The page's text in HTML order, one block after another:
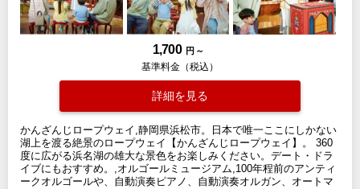
1,700 円 ～
基準料金（税込）
詳細を見る
かんざんじロープウェイ,静岡県浜松市。日本で唯一ここにしかない
湖上を渡る絶景のロープウェイ【かんざんじロープウェイ】。 360
度に広がる浜名湖の雄大な景色をお楽しみください。デート・ドラ
イブにもおすすめ。,オルゴールミュージアム,100年程前のアンティ
ークオルゴールや、自動演奏ピアノ、自動演奏オルガン、オートマ